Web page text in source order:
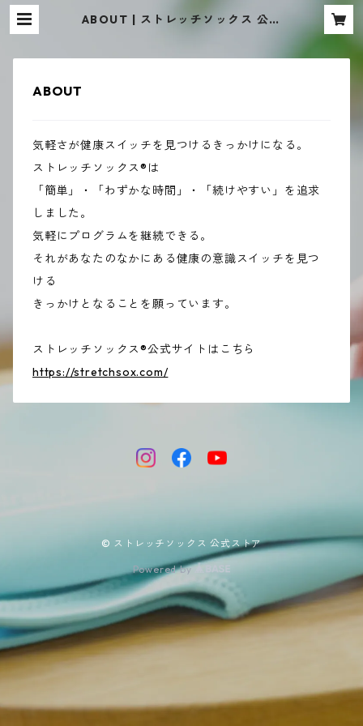
ABOUT | ストレッチソックス 公式
ABOUT
気軽さが健康スイッチを見つけるきっかけになる。
ストレッチソックス®︎は
「簡単」・「わずかな時間」・「続けやすい」を追求
しました。
気軽にプログラムを継続できる。
それがあなたのなかにある健康の意識スイッチを見つ
ける
きっかけとなることを願っています。
ストレッチソックス®︎公式サイトはこちら
https://stretchsox.com/
© ストレッチソックス 公式ストア
Powered by